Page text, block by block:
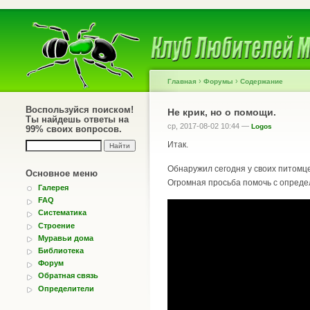
Воспользуйся поиском!
Ты найдешь ответы на
99% своих вопросов.
Основное меню
Галерея
FAQ
Систематика
Строение
Муравьи дома
Библиотека
Форум
Обратная связь
Определители
Главная › Форумы › Содержание
Не крик, но о помощи.
ср, 2017-08-02 10:44 — Logos
Итак.
Обнаружил сегодня у своих
Огромная просьба помочь с